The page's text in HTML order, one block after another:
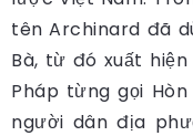
tên Archinard đã
Bà, từ đó xuất
Pháp từng gọi
người dân địa